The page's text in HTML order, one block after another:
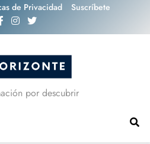
de Privacidad Suscríbete
por descubrir